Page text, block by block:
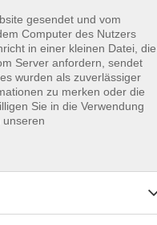
Datenschutzerklärung
Öffnungszeiten
gesendet und vom
Computer des Nutzers
in einer kleinen Datei, die
Server anfordern, sendet
wurden als zuverlässiger
zu merken oder die
Sie in die Verwendung
unseren